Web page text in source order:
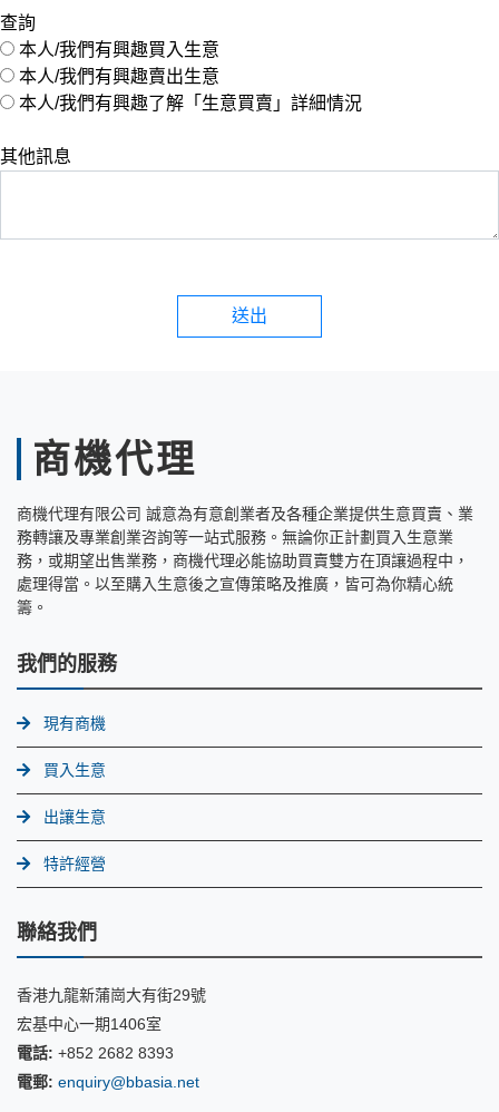
查詢
本人/我們有興趣買入生意
本人/我們有興趣賣出生意
本人/我們有興趣了解「生意買賣」詳細情況
其他訊息
送出
商機代理
商機代理有限公司 誠意為有意創業者及各種企業提供生意買賣、業
務轉讓及專業創業咨詢等一站式服務。無論你正計劃買入生意業
務，或期望出售業務，商機代理必能協助買賣雙方在頂讓過程中，
處理得當。以至購入生意後之宣傳策略及推廣，皆可為你精心統
籌。
我們的服務
現有商機
買入生意
出讓生意
特許經營
聯絡我們
香港九龍新蒲崗大有街29號
宏基中心一期1406室
電話: +852 2682 8393
電郵: enquiry@bbasia.net